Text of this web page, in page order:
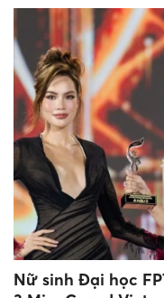
Nữ sinh Đại học